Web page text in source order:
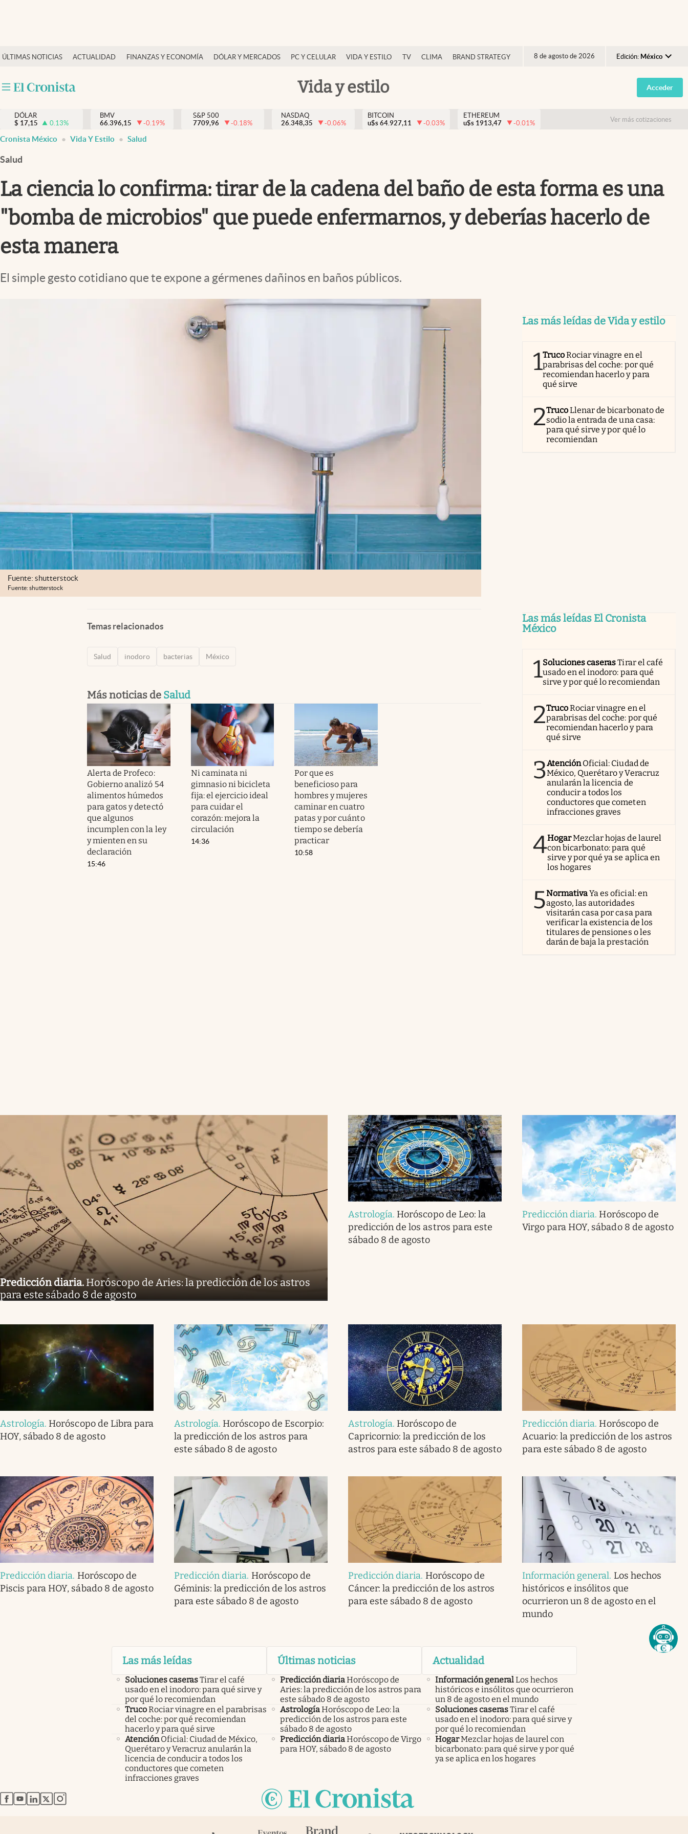
ÚLTIMAS NOTICIAS ACTUALIDAD FINANZAS Y ECONOMÍA DÓLAR Y MERCADOS PC Y CELULAR VIDA Y ESTILO TV CLIMA BRAND STRATEGY 8 de agosto de 2026 Edición: México
Argentina
España
USA
Vida y estilo
Actualidad
Internacionales
Opinión
Brand Strategy
Vida y estilo
Tv
Espiritualidad
Mediakit
Acceder
DÓLAR
$ 17,15 0.13%
BMV
66.396,15
-0.19%
S&P 500
7709,96
-0.18%
NASDAQ
26.348,35
-0.06%
BITCOIN
u$s 64.927,11 -0.03%
ETHEREUM
u$s 1913,47 -0.01% Ver más cotizaciones
Cronista México Vida Y Estilo Salud
Salud
La ciencia lo confirma: tirar de la cadena del baño de esta forma es una
"bomba de microbios" que puede enfermarnos, y deberías hacerlo de
esta manera
El simple gesto cotidiano que te expone a gérmenes dañinos en baños públicos.
Fuente: shutterstock
Fuente: shutterstock
Temas relacionados
Salud inodoro bacterias México
Más noticias de Salud
Alerta de Profeco:
Gobierno analizó 54
alimentos húmedos
para gatos y detectó
que algunos
incumplen con la ley
y mienten en su
declaración
15:46
Ni caminata ni
gimnasio ni bicicleta
fija: el ejercicio ideal
para cuidar el
corazón: mejora la
circulación
14:36
Por que es
beneficioso para
hombres y mujeres
caminar en cuatro
patas y por cuánto
tiempo se debería
practicar
10:58
Las más leídas de Vida y estilo
1TrucoRociar vinagre en el
parabrisas del coche: por qué
recomiendan hacerlo y para
qué sirve
2TrucoLlenar de bicarbonato de
sodio la entrada de una casa:
para qué sirve y por qué lo
recomiendan
Las más leídas El Cronista
México
1Soluciones caserasTirar el café
usado en el inodoro: para qué
sirve y por qué lo recomiendan
2TrucoRociar vinagre en el
parabrisas del coche: por qué
recomiendan hacerlo y para
qué sirve
3AtenciónOficial: Ciudad de
México, Querétaro y Veracruz
anularán la licencia de
conducir a todos los
conductores que cometen
infracciones graves
4HogarMezclar hojas de laurel
con bicarbonato: para qué
sirve y por qué ya se aplica en
los hogares
5NormativaYa es oficial: en
agosto, las autoridades
visitarán casa por casa para
verificar la existencia de los
titulares de pensiones o les
darán de baja la prestación
Predicción diaria. Horóscopo de Aries: la predicción de los astros
para este sábado 8 de agosto
Astrología. Horóscopo de Leo: la
predicción de los astros para este
sábado 8 de agosto
Predicción diaria. Horóscopo de
Virgo para HOY, sábado 8 de agosto
Astrología. Horóscopo de Libra para
HOY, sábado 8 de agosto
Astrología. Horóscopo de Escorpio:
la predicción de los astros para
este sábado 8 de agosto
Astrología. Horóscopo de
Capricornio: la predicción de los
astros para este sábado 8 de agosto
Predicción diaria. Horóscopo de
Acuario: la predicción de los astros
para este sábado 8 de agosto
Predicción diaria. Horóscopo de
Piscis para HOY, sábado 8 de agosto
Predicción diaria. Horóscopo de
Géminis: la predicción de los astros
para este sábado 8 de agosto
Predicción diaria. Horóscopo de
Cáncer: la predicción de los astros
para este sábado 8 de agosto
Información general. Los hechos
históricos e insólitos que
ocurrieron un 8 de agosto en el
mundo
Las más leídas
Soluciones caserasTirar el café
usado en el inodoro: para qué sirve y
por qué lo recomiendan
TrucoRociar vinagre en el parabrisas
del coche: por qué recomiendan
hacerlo y para qué sirve
Atención Oficial: Ciudad de México,
Querétaro y Veracruz anularán la
licencia de conducir a todos los
conductores que cometen
infracciones graves
Últimas noticias
Predicción diariaHoróscopo de
Aries: la predicción de los astros para
este sábado 8 de agosto
AstrologíaHoróscopo de Leo: la
predicción de los astros para este
sábado 8 de agosto
Predicción diariaHoróscopo de Virgo
para HOY, sábado 8 de agosto
Actualidad
Información generalLos hechos
históricos e insólitos que ocurrieron
un 8 de agosto en el mundo
Soluciones caserasTirar el café
usado en el inodoro: para qué sirve y
por qué lo recomiendan
HogarMezclar hojas de laurel con
bicarbonato: para qué sirve y por qué
ya se aplica en los hogares
abre en nueva pestaña
abre en nueva pestaña
abre en nueva pestaña
abre en nueva pestaña
abre en nueva pestaña